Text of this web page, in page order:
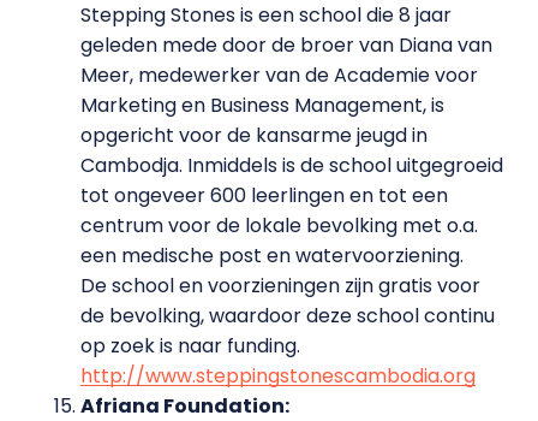
Stepping Stones is een school die 8 jaar
geleden mede door de broer van Diana van
Meer, medewerker van de Academie voor
Marketing en Business Management, is
opgericht voor de kansarme jeugd in
Cambodja. Inmiddels is de school uitgegroeid
tot ongeveer 600 leerlingen en tot een
centrum voor de lokale bevolking met o.a.
een medische post en watervoorziening.
De school en voorzieningen zijn gratis voor
de bevolking, waardoor deze school continu
op zoek is naar funding.
http://www.steppingstonescambodia.org
Afriana Foundation: